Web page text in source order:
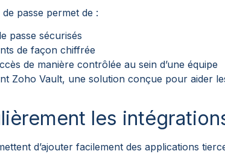
passe permet de :
passe sécurisés
de façon chiffrée
de manière contrôlée au sein d’une équipe
Zoho Vault, une solution conçue pour aider
les
d’ajouter facilement des applications